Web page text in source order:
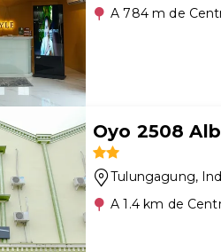
A 784 m de
Oyo 2508
Tulungagung,
A 1.4 km de